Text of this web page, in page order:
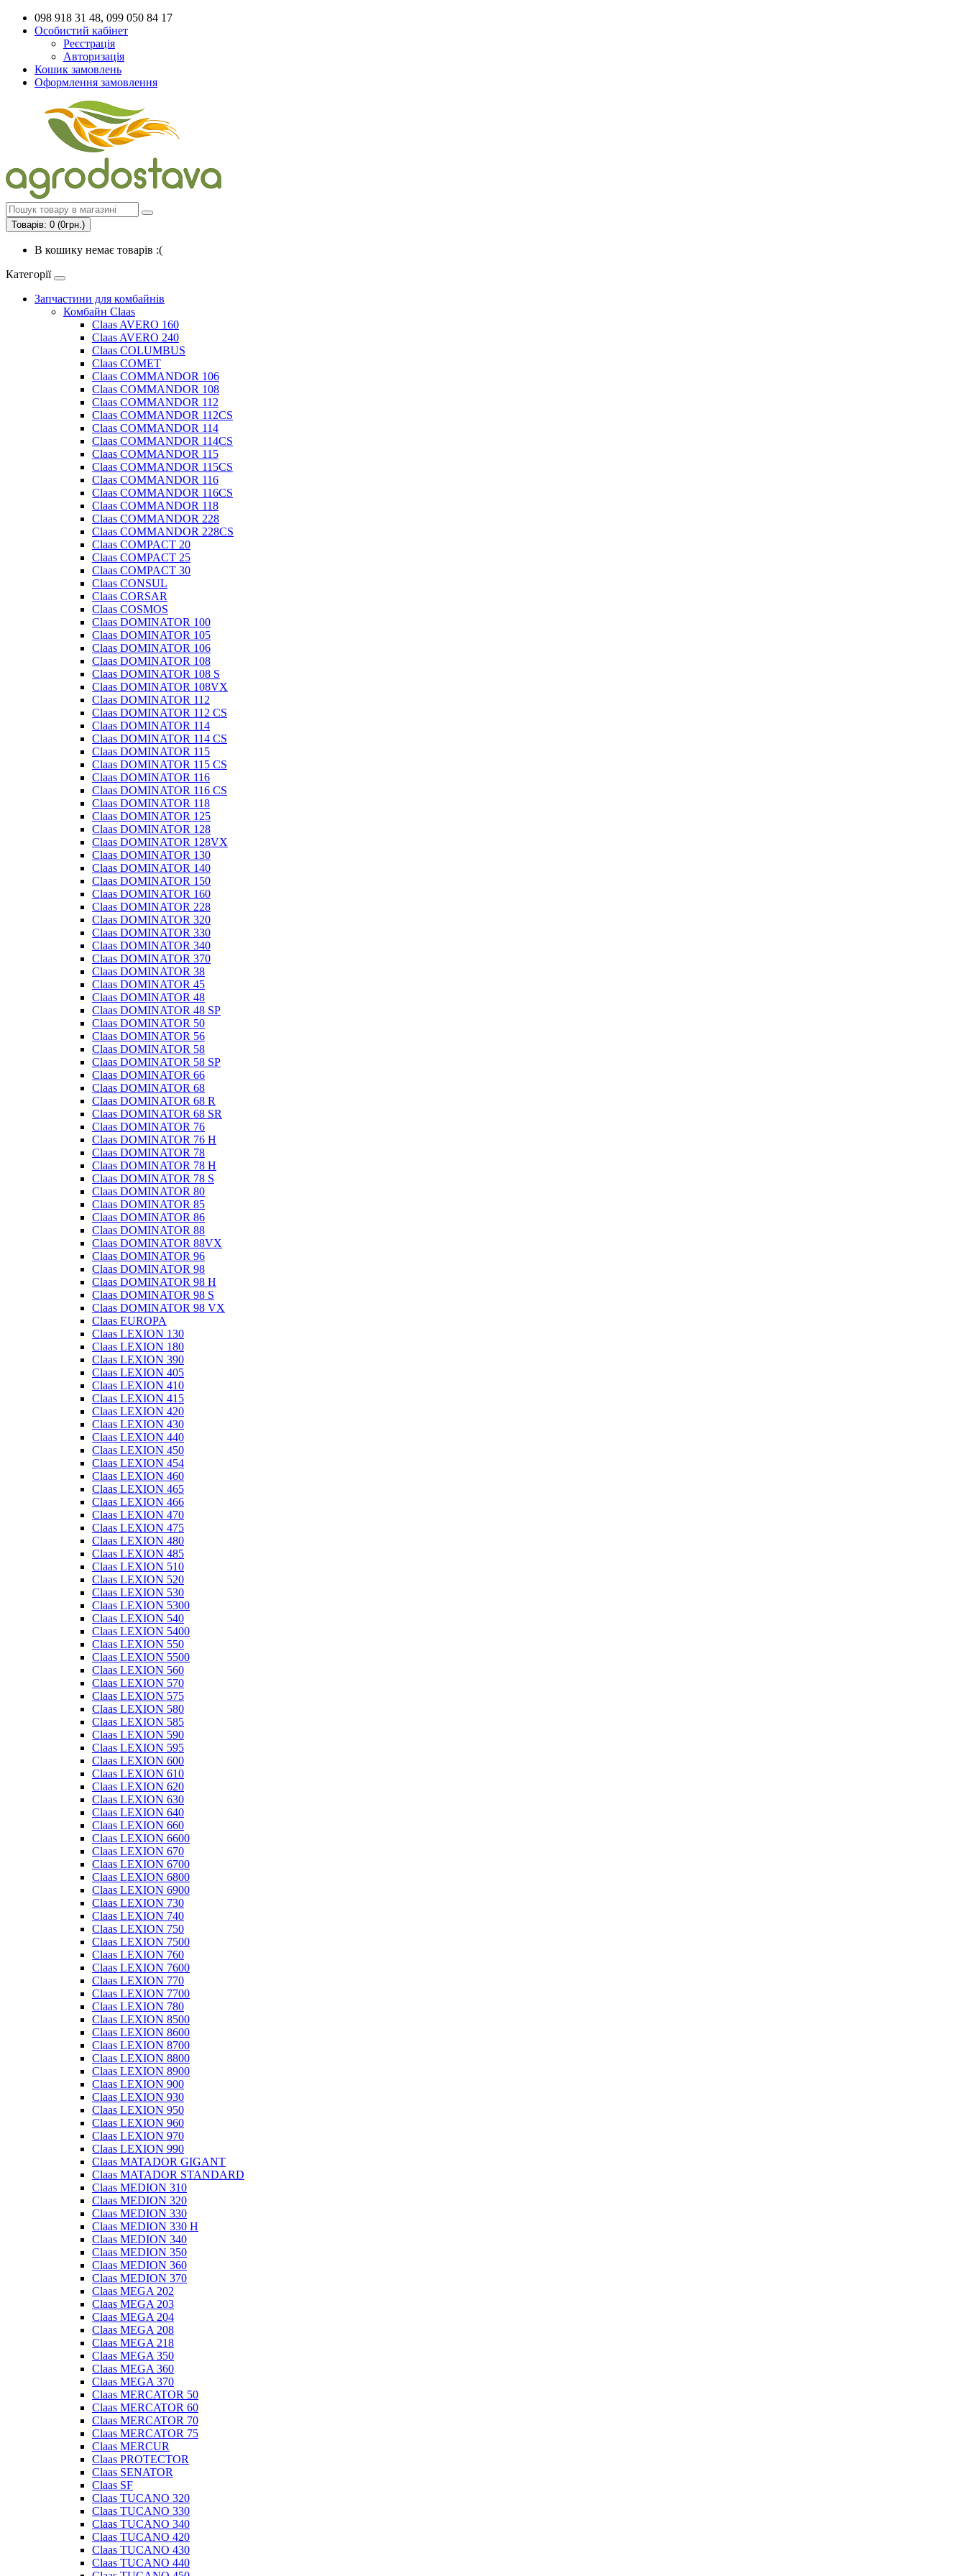
098 918 31 48, 099 050 84 17
Особистий кабінет
Реєстрація
Авторизація
Кошик замовлень
Оформлення замовлення
Товарів: 0 (0грн.)
В кошику немає товарів :(
Категорії
Запчастини для комбайнів
Комбайн Claas
Claas AVERO 160
Claas AVERO 240
Claas COLUMBUS
Claas COMET
Claas COMMANDOR 106
Claas COMMANDOR 108
Claas COMMANDOR 112
Claas COMMANDOR 112CS
Claas COMMANDOR 114
Claas COMMANDOR 114CS
Claas COMMANDOR 115
Claas COMMANDOR 115CS
Claas COMMANDOR 116
Claas COMMANDOR 116CS
Claas COMMANDOR 118
Claas COMMANDOR 228
Claas COMMANDOR 228CS
Claas COMPACT 20
Claas COMPACT 25
Claas COMPACT 30
Claas CONSUL
Claas CORSAR
Claas COSMOS
Claas DOMINATOR 100
Claas DOMINATOR 105
Claas DOMINATOR 106
Claas DOMINATOR 108
Claas DOMINATOR 108 S
Claas DOMINATOR 108VX
Claas DOMINATOR 112
Claas DOMINATOR 112 CS
Claas DOMINATOR 114
Claas DOMINATOR 114 CS
Claas DOMINATOR 115
Claas DOMINATOR 115 CS
Claas DOMINATOR 116
Claas DOMINATOR 116 CS
Claas DOMINATOR 118
Claas DOMINATOR 125
Claas DOMINATOR 128
Claas DOMINATOR 128VX
Claas DOMINATOR 130
Claas DOMINATOR 140
Claas DOMINATOR 150
Claas DOMINATOR 160
Claas DOMINATOR 228
Claas DOMINATOR 320
Claas DOMINATOR 330
Claas DOMINATOR 340
Claas DOMINATOR 370
Claas DOMINATOR 38
Claas DOMINATOR 45
Claas DOMINATOR 48
Claas DOMINATOR 48 SP
Claas DOMINATOR 50
Claas DOMINATOR 56
Claas DOMINATOR 58
Claas DOMINATOR 58 SP
Claas DOMINATOR 66
Claas DOMINATOR 68
Claas DOMINATOR 68 R
Claas DOMINATOR 68 SR
Claas DOMINATOR 76
Claas DOMINATOR 76 H
Claas DOMINATOR 78
Claas DOMINATOR 78 H
Claas DOMINATOR 78 S
Claas DOMINATOR 80
Claas DOMINATOR 85
Claas DOMINATOR 86
Claas DOMINATOR 88
Claas DOMINATOR 88VX
Claas DOMINATOR 96
Claas DOMINATOR 98
Claas DOMINATOR 98 H
Claas DOMINATOR 98 S
Claas DOMINATOR 98 VX
Claas EUROPA
Claas LEXION 130
Claas LEXION 180
Claas LEXION 390
Claas LEXION 405
Claas LEXION 410
Claas LEXION 415
Claas LEXION 420
Claas LEXION 430
Claas LEXION 440
Claas LEXION 450
Claas LEXION 454
Claas LEXION 460
Claas LEXION 465
Claas LEXION 466
Claas LEXION 470
Claas LEXION 475
Claas LEXION 480
Claas LEXION 485
Claas LEXION 510
Claas LEXION 520
Claas LEXION 530
Claas LEXION 5300
Claas LEXION 540
Claas LEXION 5400
Claas LEXION 550
Claas LEXION 5500
Claas LEXION 560
Claas LEXION 570
Claas LEXION 575
Claas LEXION 580
Claas LEXION 585
Claas LEXION 590
Claas LEXION 595
Claas LEXION 600
Claas LEXION 610
Claas LEXION 620
Claas LEXION 630
Claas LEXION 640
Claas LEXION 660
Claas LEXION 6600
Claas LEXION 670
Claas LEXION 6700
Claas LEXION 6800
Claas LEXION 6900
Claas LEXION 730
Claas LEXION 740
Claas LEXION 750
Claas LEXION 7500
Claas LEXION 760
Claas LEXION 7600
Claas LEXION 770
Claas LEXION 7700
Claas LEXION 780
Claas LEXION 8500
Claas LEXION 8600
Claas LEXION 8700
Claas LEXION 8800
Claas LEXION 8900
Claas LEXION 900
Claas LEXION 930
Claas LEXION 950
Claas LEXION 960
Claas LEXION 970
Claas LEXION 990
Claas MATADOR GIGANT
Claas MATADOR STANDARD
Claas MEDION 310
Claas MEDION 320
Claas MEDION 330
Claas MEDION 330 H
Claas MEDION 340
Claas MEDION 350
Claas MEDION 360
Claas MEDION 370
Claas MEGA 202
Claas MEGA 203
Claas MEGA 204
Claas MEGA 208
Claas MEGA 218
Claas MEGA 350
Claas MEGA 360
Claas MEGA 370
Claas MERCATOR 50
Claas MERCATOR 60
Claas MERCATOR 70
Claas MERCATOR 75
Claas MERCUR
Claas PROTECTOR
Claas SENATOR
Claas SF
Claas TUCANO 320
Claas TUCANO 330
Claas TUCANO 340
Claas TUCANO 420
Claas TUCANO 430
Claas TUCANO 440